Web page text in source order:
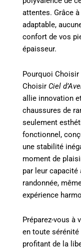
attentes. Grâce
adaptable,
confort de vos
épaisseur.
Pourquoi Choisir
Choisir Ciel
allie innovation
chaussures de
seulement
fonctionnel,
une stabilité
moment de
par leur capacité
randonnée,
expérience
Préparez-vous à
en toute sérénité
profitant de la